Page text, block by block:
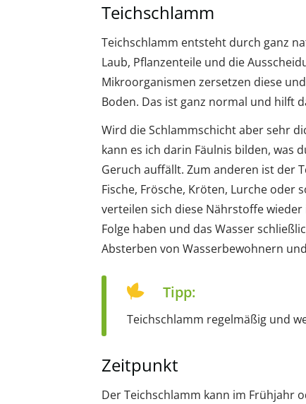
Teichschlamm
Teichschlamm entsteht durch ganz
Laub, Pflanzenteile und die
Mikroorganismen zersetzen diese
Boden. Das ist ganz normal und hilft
Wird die Schlammschicht aber sehr
kann es ich darin Fäulnis bilden, was
Geruch auffällt. Zum anderen ist der
Fische, Frösche, Kröten, Lurche oder
verteilen sich diese Nährstoffe
Folge haben und das Wasser
Absterben von Wasserbewohnern
Tipp:
Teichschlamm regelmäßig und
Zeitpunkt
Der Teichschlamm kann im Frühjahr